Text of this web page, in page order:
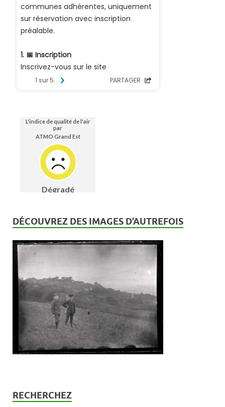
DÉCOUVREZ DES IMAGES D’AUTREFOIS
RECHERCHEZ